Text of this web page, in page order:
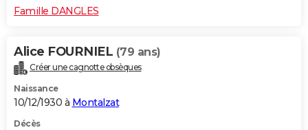
Famille DANGLES
Alice FOURNIEL (79 ans)
Créer une cagnotte obsèques
Naissance
10/12/1930 à Montalzat
Décès